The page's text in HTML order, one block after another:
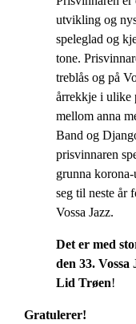
utvikling og
speleglad og
tone.
treblås og på
årrekkje i ulike
mellom anna
Band og
prisvinnaren
grunna
seg til neste år
Vossa Jazz.
Det er med
den 33.
Lid Trøen!
Gratulerer!